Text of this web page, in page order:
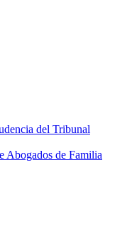
del Tribunal
Abogados de Familia